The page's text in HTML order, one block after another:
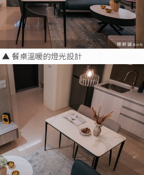
▲ 餐桌溫暖的燈光設計